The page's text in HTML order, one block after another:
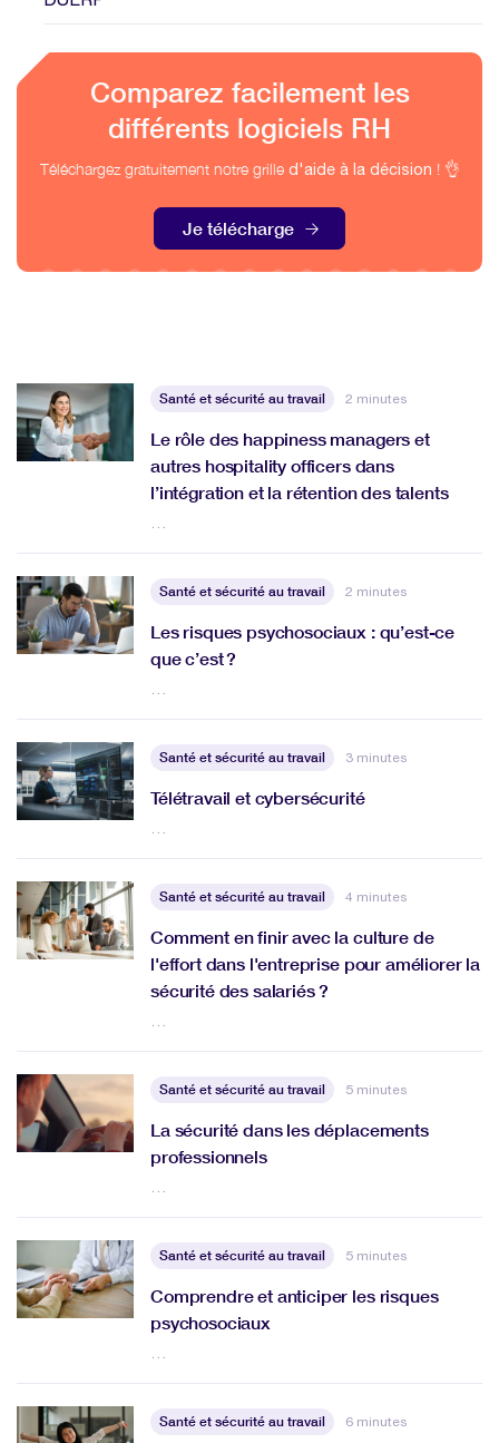
Santé et sécurité au travail 2 minutes
Le rôle des happiness managers et
autres hospitality officers dans
l’intégration et la rétention des talents
Santé et sécurité au travail 2 minutes
Les risques psychosociaux : qu’est-ce
que c’est ?
Santé et sécurité au travail 3 minutes
Télétravail et cybersécurité
Santé et sécurité au travail 4 minutes
Comment en finir avec la culture de
l'effort dans l'entreprise pour améliorer la
sécurité des salariés ?
Santé et sécurité au travail 5 minutes
La sécurité dans les déplacements
professionnels
Santé et sécurité au travail 5 minutes
Comprendre et anticiper les risques
psychosociaux
Santé et sécurité au travail 6 minutes
Comparez facilement les
différents logiciels RH
Téléchargez gratuitement notre grille d'aide à la décision ! 👌
Je télécharge